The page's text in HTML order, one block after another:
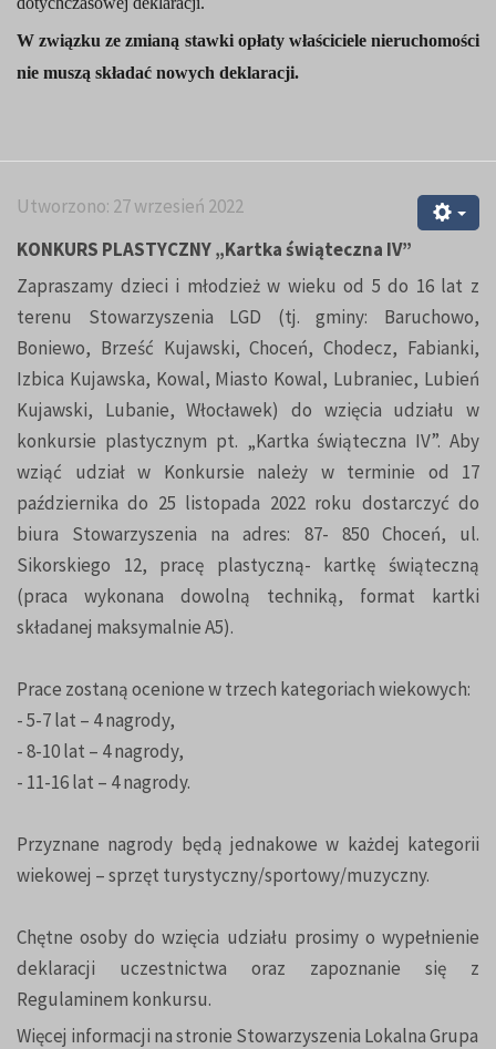
W związku ze zmianą stawki opłaty właściciele nieruchomości
nie muszą składać nowych deklaracji.
Utworzono: 27 wrzesień 2022
KONKURS PLASTYCZNY „Kartka świąteczna IV”
Zapraszamy dzieci i młodzież w wieku od 5 do 16 lat z
terenu Stowarzyszenia LGD (tj. gminy: Baruchowo,
Boniewo, Brześć Kujawski, Choceń, Chodecz, Fabianki,
Izbica Kujawska, Kowal, Miasto Kowal, Lubraniec, Lubień
Kujawski, Lubanie, Włocławek) do wzięcia udziału w
konkursie plastycznym pt. „Kartka świąteczna IV”. Aby
wziąć udział w Konkursie należy w terminie od 17
października do 25 listopada 2022 roku dostarczyć do
biura Stowarzyszenia na adres: 87- 850 Choceń, ul.
Sikorskiego 12, pracę plastyczną- kartkę świąteczną
(praca wykonana dowolną techniką, format kartki
składanej maksymalnie A5).
Prace zostaną ocenione w trzech kategoriach wiekowych:
- 5-7 lat – 4 nagrody,
- 8-10 lat – 4 nagrody,
- 11-16 lat – 4 nagrody.
Przyznane nagrody będą jednakowe w każdej kategorii
wiekowej – sprzęt turystyczny/sportowy/muzyczny.
Chętne osoby do wzięcia udziału prosimy o wypełnienie
deklaracji uczestnictwa oraz zapoznanie się z
Regulaminem konkursu.
Więcej informacji na stronie Stowarzyszenia Lokalna Grupa